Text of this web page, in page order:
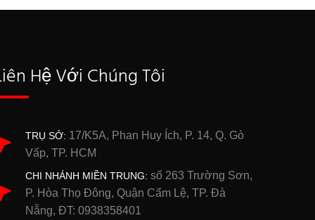
Hệ Với Chúng Tôi
TRỤ SỞ: 17/K5A, Phan Huy Ích, P. 14, Q. Gò
Vấp, TP. HCM
CHI NHÁNH MIỀN TRUNG: số 263 Trường Sơn,
P. Hòa Thọ Đông, Quận Cẩm Lệ, TP. Đà
Nẵng, ĐT: 0938358401